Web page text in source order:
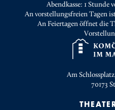
Abendkasse: 1 Stunde
An vorstellungsfreien Tagen
An Feiertagen öffnet die
Am
70173